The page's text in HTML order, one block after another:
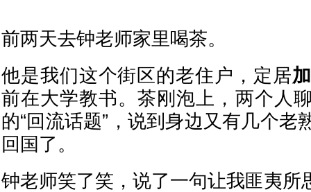
前两天去钟老师家里喝茶。
他是我们这个街区的老住户，定居
前在大学教书。茶刚泡上，两个人
的“回流话题”，说到身边又有几个老
回国了。
钟老师笑了笑，说了一句让我匪夷所